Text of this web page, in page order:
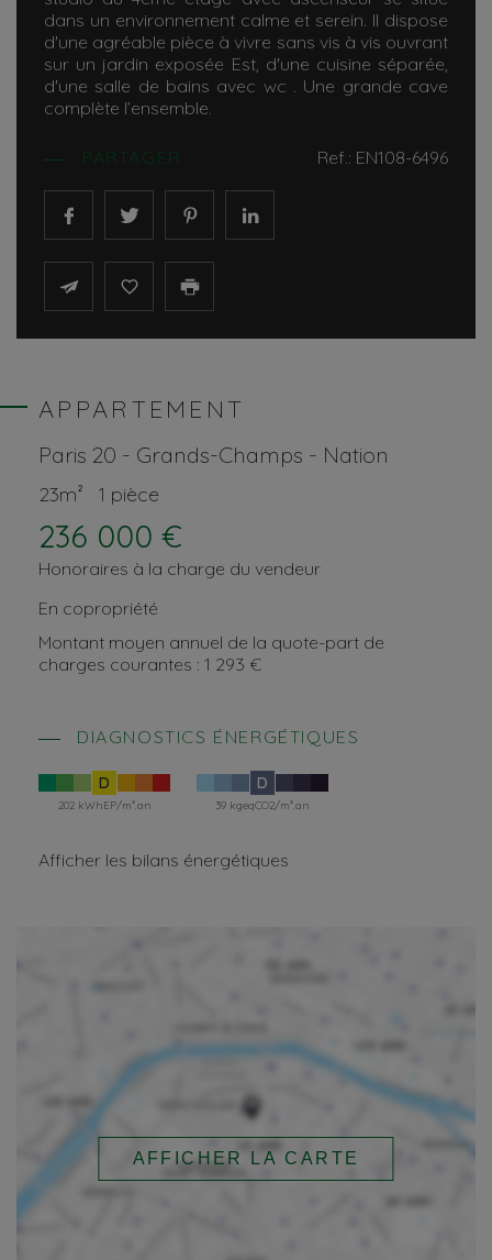
dans un environnement calme et serein. Il dispose
d'une agréable pièce à vivre sans vis à vis ouvrant
sur un jardin exposée Est, d'une cuisine séparée,
d'une salle de bains avec wc . Une grande cave
complète l’ensemble.
PARTAGER Ref.: EN108-6496
APPARTEMENT
paris 20 - Grands-Champs - Nation
23m² 1 pièce
236 000 €
Honoraires à la charge du vendeur
En copropriété
Montant moyen annuel de la quote-part de
charges courantes : 1 293 €
DIAGNOSTICS ÉNERGÉTIQUES
D
202 kWhEP/m².an
D
39 kgeqCO2/m².an
Afficher les bilans énergétiques
AFFICHER LA CARTE